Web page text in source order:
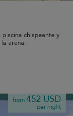
chispeante y
arena.
from452 USD
per night